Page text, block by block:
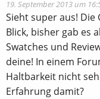
19. September 2013 um
Sieht super aus! Die
Blick, bisher gab es
Swatches und
deine! In einem
Haltbarkeit nicht
Erfahrung damit?